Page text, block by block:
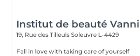
Institut de beauté Vanni
19, Rue des Tilleuls Soleuvre L-4429
Fall in love with taking care of yourself